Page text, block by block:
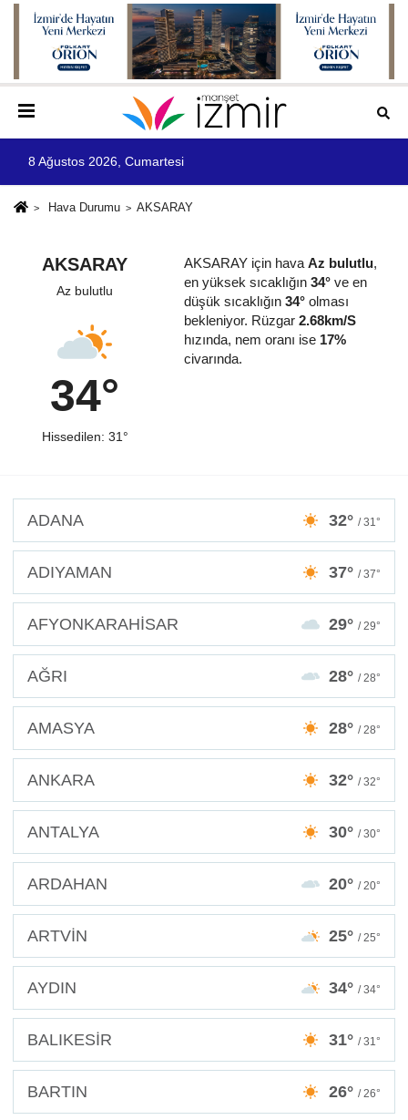
8 Ağustos 2026, Cumartesi
Hava Durumu AKSARAY
AKSARAY
Az bulutlu
34°
Hissedilen: 31°
AKSARAY için hava Az bulutlu,
en yüksek sıcaklığın 34°ve en
düşük sıcaklığın 34°olması
bekleniyor. Rüzgar 2.68km/S
hızında, nem oranı ise 17%
civarında.
ADANA 32° / 31°
ADIYAMAN 37° / 37°
AFYONKARAHİSAR 29° / 29°
AĞRI 28° / 28°
AMASYA 28° / 28°
ANKARA 32° / 32°
ANTALYA 30° / 30°
ARDAHAN 20° / 20°
ARTVİN 25° / 25°
AYDIN 34° / 34°
BALIKESİR 31° / 31°
BARTIN 26° / 26°